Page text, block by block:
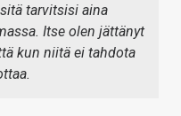
tarvitsisi aina
Itse olen jättänyt
kun niitä ei tahdota